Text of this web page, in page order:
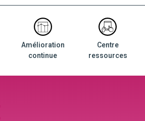
Amélioration
continue
Centre
ressources